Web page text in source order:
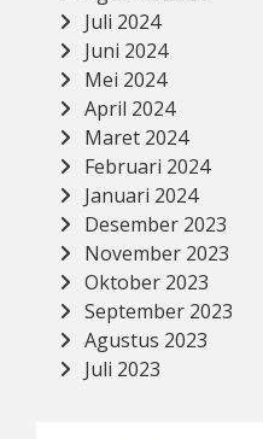
Juli 2024
Juni 2024
Mei 2024
April 2024
Maret 2024
Februari 2024
Januari 2024
Desember 2023
November 2023
Oktober 2023
September 2023
Agustus 2023
Juli 2023